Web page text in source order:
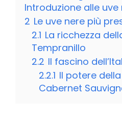
Introduzione alle uve
2 Le uve nere più
2.1 La ricchezza
Tempranillo
2.2 Il fascino
2.2.1 Il potere
Cabernet